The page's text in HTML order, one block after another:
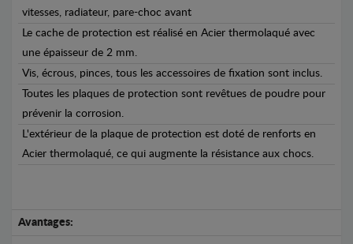
vitesses, radiateur, pare-choc avant
Le cache de protection est réalisé en Acier thermolaqué avec
une épaisseur de 2 mm.
Vis, écrous, pinces, tous les accessoires de fixation sont inclus.
Toutes les plaques de protection sont revêtues de poudre pour
prévenir la corrosion.
L'extérieur de la plaque de protection est doté de renforts en
Acier thermolaqué, ce qui augmente la résistance aux chocs.
Avantages: